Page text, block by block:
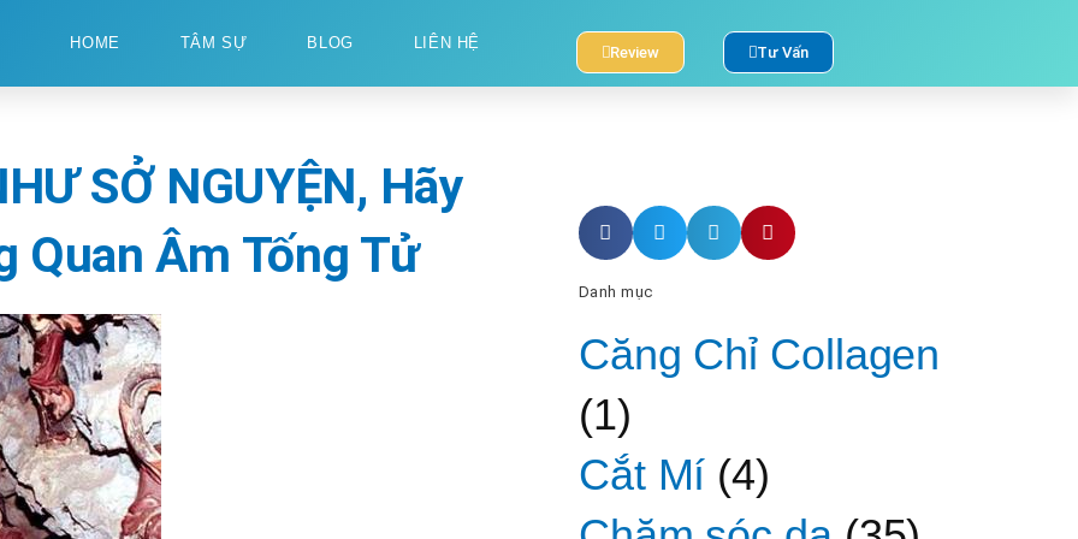
HOME TÂM SỰ BLOG LIÊN HỆ
Review Tư Vấn
SỞ NGUYỆN, Hãy
Quan Âm Tống Tử
Danh mục
Căng Chỉ Collagen
(1)
Cắt Mí (4)